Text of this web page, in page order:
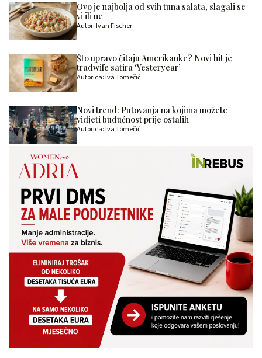
Ovo je najbolja od svih tuna salata, slagali se
vi ili ne
Autor: Ivan Fischer
Što upravo čitaju Amerikanke? Novi hit je
tradwife satira ‘Yesteryear’
Autorica: Iva Tomečić
Novi trend: Putovanja na kojima možete
vidjeti budućnost prije ostalih
Autorica: Iva Tomečić